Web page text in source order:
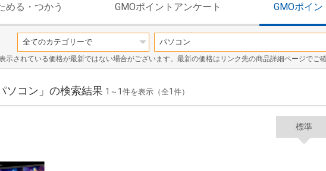
める・つかう GMOポイントアンケート GMOポイ
示されている価格が最新ではない場合がございます。最新の価格はリンク先の商品詳細ページでご
ソコン」の検索結果 1 ～ 1 件を表示（全1 件）
標準